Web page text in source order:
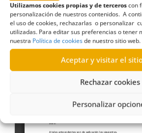
Utilizamos cookies propias y de terceroscon
personalización de nuestros contenidos. A
el uso de cookies, rechazarlas o personalizar
utilizadas. Para editar sus preferencias o tener
nuestra Política de cookiesde nuestro sitio web.
Aceptar y visitar el
Rechazar cookies
Personalizar